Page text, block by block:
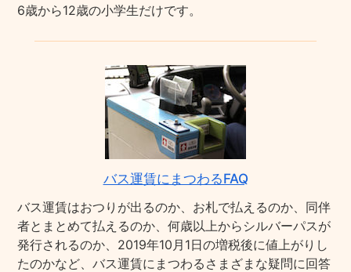
6歳から12歳の小学生だけです。
バス運賃にまつわるFAQ
バス運賃はおつりが出るのか、お札で払えるのか、同伴
者とまとめて払えるのか、何歳以上からシルバーパスが
発行されるのか、2019年10月1日の増税後に値上がりし
たのかなど、バス運賃にまつわるさまざまな疑問に回答